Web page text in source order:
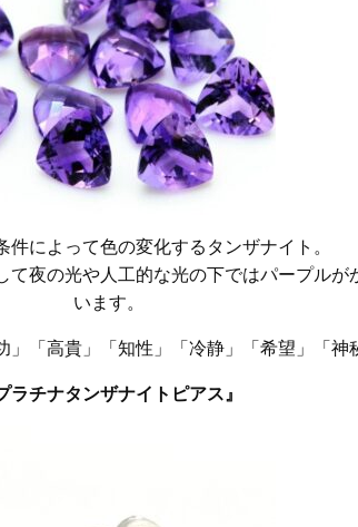
件によって色の変化するタンザナイト。
夜の光や人工的な光の下ではパープルが
います。
」「高貴」「知性」「冷静」「希望」「神
ラチナタンザナイトピアス』